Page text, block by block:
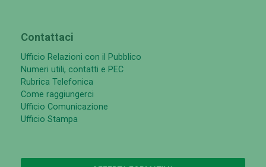
Contattaci
Ufficio Relazioni con il Pubblico
Numeri utili, contatti e PEC
Rubrica Telefonica
Come raggiungerci
Ufficio Comunicazione
Ufficio Stampa